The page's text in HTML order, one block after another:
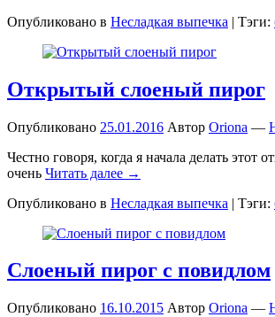
Опубликовано в Несладкая выпечка | Тэги:
Открытый слоеный пирог
Опубликовано 25.01.2016 Автор Oriona —
Честно говоря, когда я начала делать
очень Читать далее →
Опубликовано в Несладкая выпечка | Тэги:
Слоеный пирог с повидлом
Опубликовано 16.10.2015 Автор Oriona —